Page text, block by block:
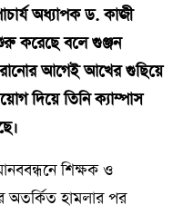
অধ্যাপক ড. কাজী
করেছে বলে গুঞ্জন
আগেই আখের গুছিয়ে
দিয়ে তিনি ক্যাম্পাস
শিক্ষক ও
অতর্কিত হামলার পর